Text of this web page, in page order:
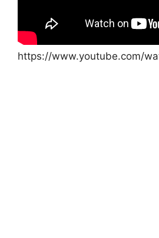
https://www.youtube.com/